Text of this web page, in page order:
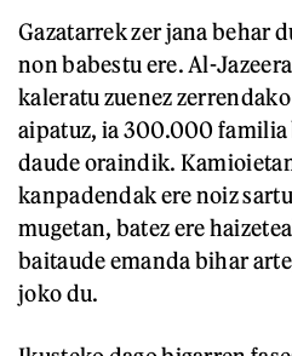
Gazatarrek zer jana behar
non babestu ere. Al-
kaleratu zuenez
aipatuz, ia 300.000 familia
daude oraindik.
kanpadendak ere noiz
mugetan, batez ere
baitaude emanda bihar
joko du.